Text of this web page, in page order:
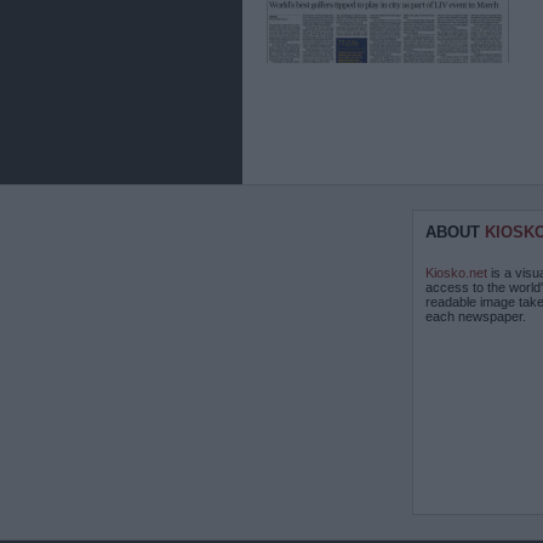
ABOUT
Kiosko.net is a
access to the
readable image
each newspaper.